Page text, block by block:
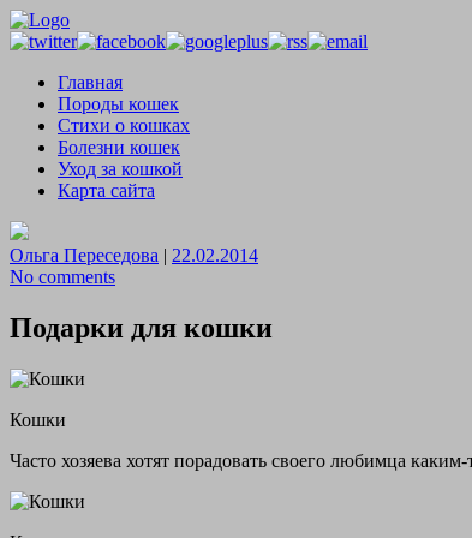
Главная
Породы кошек
Стихи о кошках
Болезни кошек
Уход за кошкой
Карта сайта
Ольга Переседова | 22.02.2014
No comments
Подарки для кошки
Кошки
Часто хозяева хотят порадовать своего любимца